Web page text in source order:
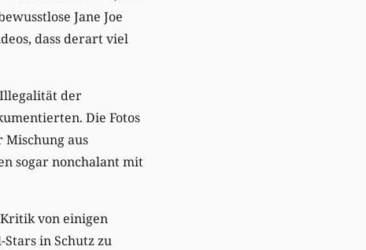
Jane Joe
dass derart viel
der
Die Fotos
aus
sogar nonchalant mit
von einigen
in Schutz zu